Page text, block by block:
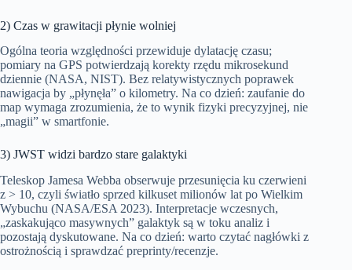
2) Czas w grawitacji płynie wolniej
Ogólna teoria względności przewiduje dylatację czasu;
pomiary na GPS potwierdzają korekty rzędu mikrosekund
dziennie (NASA, NIST). Bez relatywistycznych poprawek
nawigacja by „płynęła” o kilometry. Na co dzień: zaufanie do
map wymaga zrozumienia, że to wynik fizyki precyzyjnej, nie
„magii” w smartfonie.
3) JWST widzi bardzo stare galaktyki
Teleskop Jamesa Webba obserwuje przesunięcia ku czerwieni
z > 10, czyli światło sprzed kilkuset milionów lat po Wielkim
Wybuchu (NASA/ESA 2023). Interpretacje wczesnych,
„zaskakująco masywnych” galaktyk są w toku analiz i
pozostają dyskutowane. Na co dzień: warto czytać nagłówki z
ostrożnością i sprawdzać preprinty/recenzje.